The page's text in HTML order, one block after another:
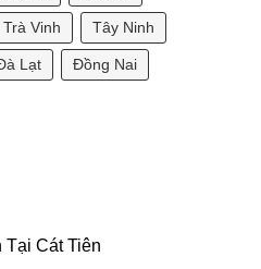
Trà Vinh Tây Ninh
Lạt Đồng Nai
Tại Cát Tiên